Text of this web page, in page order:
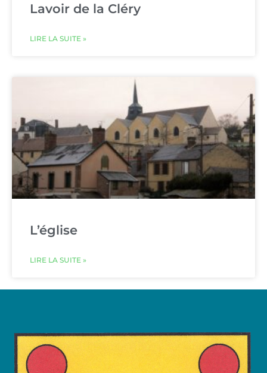
Lavoir de la Cléry
LIRE LA SUITE »
L’église
LIRE LA SUITE »